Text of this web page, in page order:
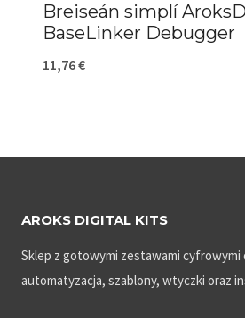
Breiseán simplí
BaseLinker Debugger
11,76€
AROKS DIGITAL KITS
Sklep z gotowymi zestawami cyfrowymi
automatyzacja, szablony, wtyczki oraz